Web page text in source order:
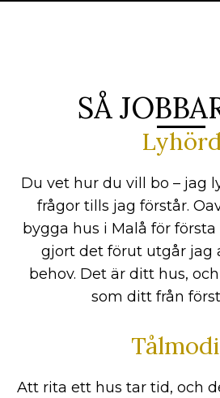
SÅ
Du vet hur du vill bo – jag
frågor tills jag förstår.
bygga hus i Malå för
gjort det förut utgår jag
behov. Det är ditt hus,
som ditt från
Att rita ett hus tar tid, och